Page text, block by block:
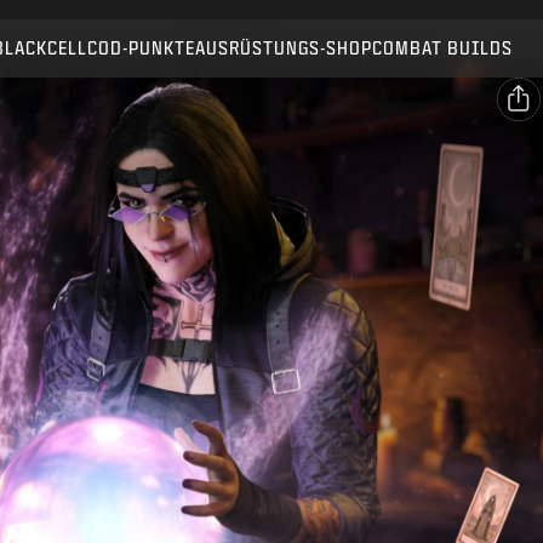
COD-PUNKTEAUSRÜSTUNGS-SHOPCOMBAT BUILDS
SENDEN
KAUF BESTÄTIGEN
ABBRECHEN
Activision kann diese In-Game-Inhalte jederzeit
aktualisieren, ersetzen oder entfernen.
Facebook
Link kopieren